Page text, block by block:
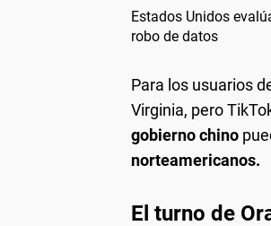
Estados Unidos
robo de datos
Para los usuarios
Virginia, pero
gobierno chino
norteamericanos.
El turno de